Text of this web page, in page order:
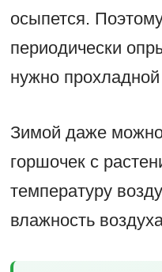
осыпется.
периодически
нужно
Зимой даже
горшочек с
температуру
влажность